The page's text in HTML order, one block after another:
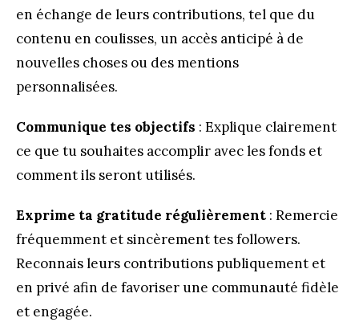
en échange de leurs contributions, tel que du
contenu en coulisses, un accès anticipé à de
nouvelles choses ou des mentions
personnalisées.
Communique tes objectifs : Explique clairement
ce que tu souhaites accomplir avec les fonds et
comment ils seront utilisés.
Exprime ta gratitude régulièrement : Remercie
fréquemment et sincèrement tes followers.
Reconnais leurs contributions publiquement et
en privé afin de favoriser une communauté fidèle
et engagée.